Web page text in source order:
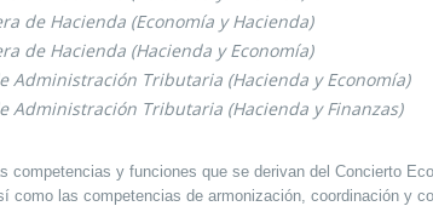
de Hacienda (Economía y Hacienda)
de Hacienda (Hacienda y Economía)
Administración Tributaria (Hacienda y Economía)
Administración Tributaria (Hacienda y Finanzas)
competencias y funciones que se derivan del Concierto
como las competencias de armonización, coordinación y